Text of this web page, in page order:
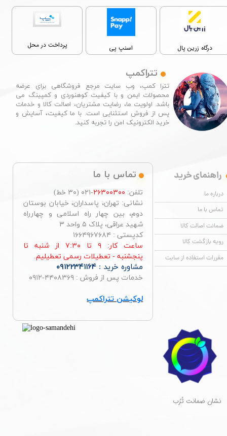
راهنمای خرید
درباره ما
تماس با ما
ضمانت اصالت کالا
رویه بازگشت کالا
مقررات استفاده از سایت
درگاه زرین پال اسنپ پی پرداخت در محل
تترا کمپ، وب سایت مرجع فروشگاهی برای عرضه
محصولات ایمن و با کیفیت کوهنوردی و کمپینگ می
باشد. اولویت ما، رضایت مشتریان، اصالت کالا و خدمات
پس از فروش استثنایی است. با ما کیفیت، آسایش و
خرید الکترونیک امن را تجربه کنید.​​​​​​​
تتراکمپ
​نشان ضمانت تُرُب
تماس با ما
تلفن: ۲۶۳۰۰۳۰۰-۰۲۱ (۳۰ خط)
نشانی: تهران، پاسداران، خیابان بوستان
دوم، بین چهار راه اسلامی و چهارراه
شهید عراقی، پلاک ۵ واحد ۳
کدپستی : ۱۶۶۴۹۶۷۶۸۴
ساعت کار: ۹ تا ۷:۳۰ از شنبه تا
پنجشنبه - تعطیلات رسمی تعطیلیم.
مشاوره خرید : ۰۹۱۲۲۳۴۱۱۶۴
خدمات پس از فروش : ۴۴۰۸۳۶۹-۰۹۱۲
لوکیشن تتراکمپ